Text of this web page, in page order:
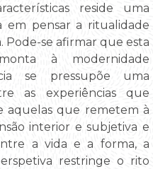
reside uma
em pensar a ritualidade
se afirmar que esta
à modernidade
se pressupõe uma
as experiências que
aquelas que remetem à
interior e subjetiva e
a vida e a forma, a
restringe o rito